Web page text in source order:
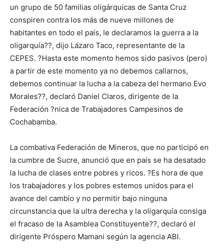
un grupo de 50 familias oligárquicas de Santa Cruz
conspiren contra los más de nueve millones de
habitantes en todo el país, le declaramos la guerra a la
oligarquía??, dijo Lázaro Taco, representante de la
CEPES. ?Hasta este momento hemos sido pasivos (pero)
a partir de este momento ya no debemos callarnos,
debemos continuar la lucha a la cabeza del hermano Evo
Morales??, declaró Daniel Claros, dirigente de la
Federación ?nica de Trabajadores Campesinos de
Cochabamba.
La combativa Federación de Mineros, que no participó en
la cumbre de Sucre, anunció que en país se ha desatado
la lucha de clases entre pobres y ricos. ?Es hora de que
los trabajadores y los pobres estemos unidos para el
avance del cambio y no permitir bajo ninguna
circunstancia que la ultra derecha y la oligarquía consiga
el fracaso de la Asamblea Constituyente??, declaró el
dirigente Próspero Mamani según la agencia ABI.